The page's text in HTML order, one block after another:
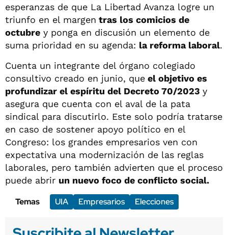
esperanzas de que La Libertad Avanza logre un
triunfo en el margen tras los comicios de
octubre y ponga en discusión un elemento de
suma prioridad en su agenda: la reforma laboral.
Cuenta un integrante del órgano colegiado
consultivo creado en junio, que el objetivo es
profundizar el espíritu del Decreto 70/2023 y
asegura que cuenta con el aval de la pata
sindical para discutirlo. Este solo podría tratarse
en caso de sostener apoyo político en el
Congreso: los grandes empresarios ven con
expectativa una modernización de las reglas
laborales, pero también advierten que el proceso
puede abrir un nuevo foco de conflicto social.
Temas
UIA Empresarios Elecciones